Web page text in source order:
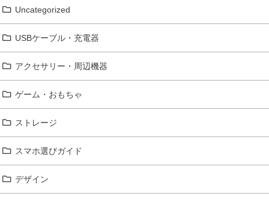
Uncategorized
USBケーブル・充電器
アクセサリー・周辺機器
ゲーム・おもちゃ
ストレージ
スマホ選びガイド
デザイン